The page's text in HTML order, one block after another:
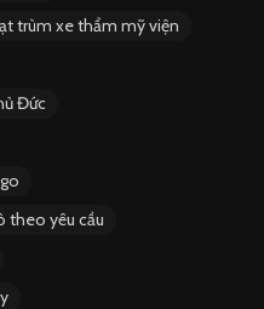
trùm xe thẩm mỹ viện
Đức
theo yêu cầu